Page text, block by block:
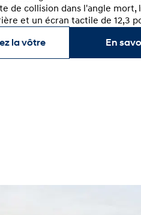
de collision dans l'angle mort,
et un écran tactile de 12,3
la vôtre
En